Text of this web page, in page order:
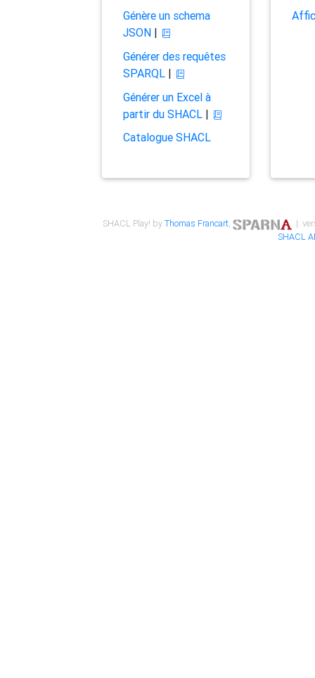
Génère un schema
JSON|
Générer des requêtes
SPARQL|
Générer un Excel à
partir du SHACL|
Catalogue SHACL
SHACL Play! byThomas Francart,
|
SHACL